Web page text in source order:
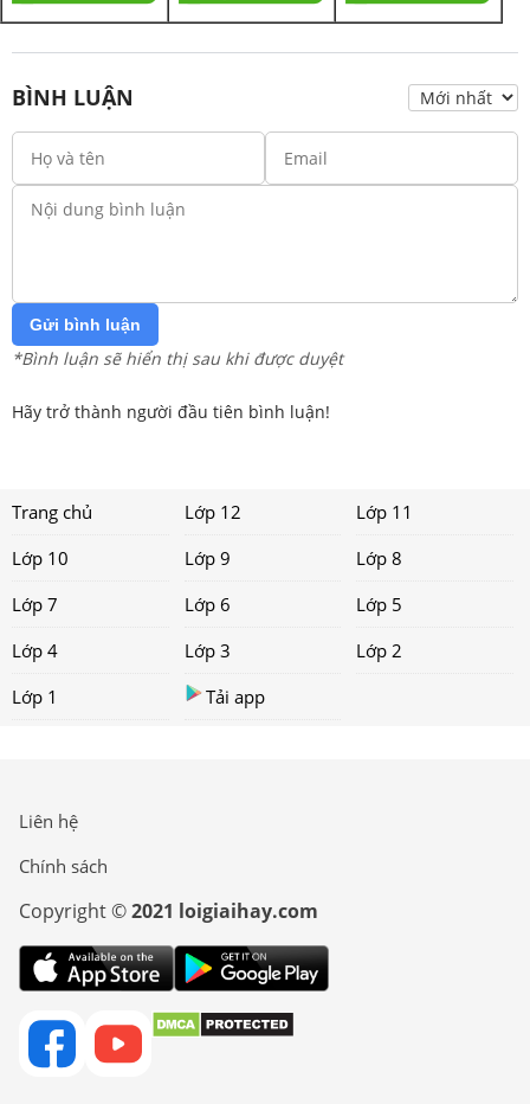
BÌNH LUẬN
Gửi bình luận
*Bình luận sẽ hiển thị sau khi được duyệt
Hãy trở thành người đầu tiên bình luận!
Trang chủ Lớp 12
Lớp 11
Lớp 10
Lớp 9
Lớp 8
Lớp 7
Lớp 6
Lớp 5
Lớp 4
Lớp 3
Lớp 2
Lớp 1
Tải app
Liên hệ
Chính sách
Copyright ©2021 loigiaihay.com